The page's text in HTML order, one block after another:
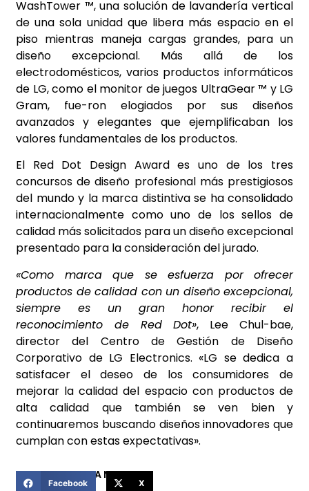
WashTower ™, una solución de lavandería vertical
de una sola unidad que libera más espacio en el
piso mientras maneja cargas grandes, para un
diseño excepcional. Más allá de los
electrodomésticos, varios productos informáticos
de LG, como el monitor de juegos UltraGear ™ y LG
Gram, fue-ron elogiados por sus diseños
avanzados y elegantes que ejemplificaban los
valores fundamentales de los productos.
El Red Dot Design Award es uno de los tres
concursos de diseño profesional más prestigiosos
del mundo y la marca distintiva se ha consolidado
internacionalmente como uno de los sellos de
calidad más solicitados para un diseño excepcional
presentado para la consideración del jurado.
«Como marca que se esfuerza por ofrecer
productos de calidad con un diseño excepcional,
siempre es un gran honor recibir el
reconocimiento de Red Dot», Lee Chul-bae,
director del Centro de Gestión de Diseño
Corporativo de LG Electronics. «LG se dedica a
satisfacer el deseo de los consumidores de
mejorar la calidad del espacio con productos de
alta calidad que también se ven bien y
continuaremos buscando diseños innovadores que
cumplan con estas expectativas».
COMPARTIR ESTA NOTICIA
Facebook X